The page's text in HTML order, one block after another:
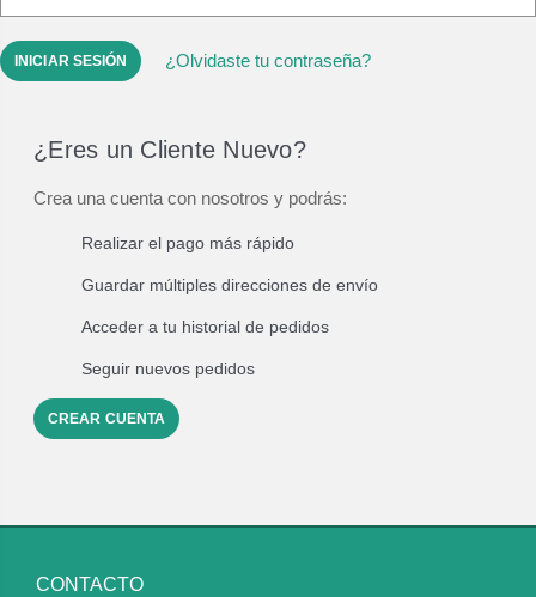
¿Olvidaste tu contraseña?
¿Eres un Cliente Nuevo?
Crea una cuenta con nosotros y podrás:
Realizar el pago más rápido
Guardar múltiples direcciones de envío
Acceder a tu historial de pedidos
Seguir nuevos pedidos
CREAR CUENTA
CONTACTO